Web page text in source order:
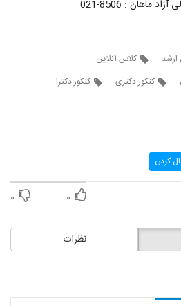
: 8506-021
ارشد
کلاس آنلاین
کنکور دکتری
کنکور دکترا
کردن
۰ ۰
نظرات